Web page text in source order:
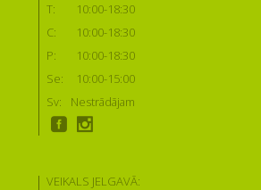
T:
10:00-18:30
C:
10:00-18:30
P:
10:00-18:30
Se:
10:00-15:00
Sv:
Nestrādājam
VEIKALS JELGAVĀ: